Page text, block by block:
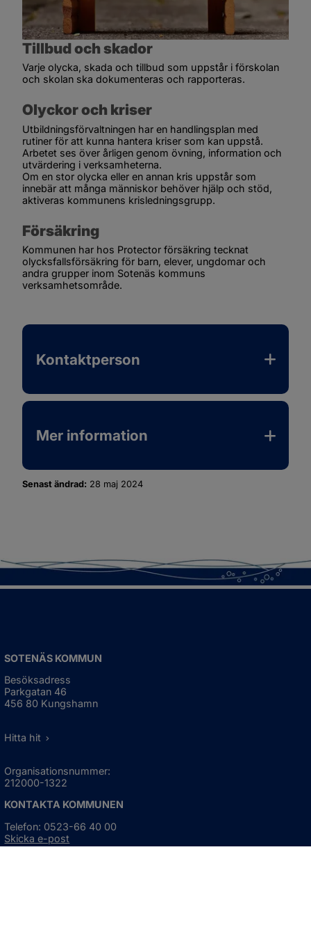
Tillbud och skador
Varje olycka, skada och tillbud som uppstår i förskolan
och skolan ska dokumenteras och rapporteras.
Olyckor och kriser
Utbildningsförvaltningen har en handlingsplan med
rutiner för att kunna hantera kriser som kan uppstå.
Arbetet ses över årligen genom övning, information och
utvärdering i verksamheterna.
Om en stor olycka eller en annan kris uppstår som
innebär att många människor behöver hjälp och stöd,
aktiveras kommunens krisledningsgrupp.
Försäkring
Kommunen har hos Protector försäkring tecknat
olycksfallsförsäkring för barn, elever, ungdomar och
andra grupper inom Sotenäs kommuns
verksamhetsområde.
Kontaktperson
Mer information
Senast ändrad: 28 maj 2024
SOTENÄS KOMMUN
Besöksadress
Parkgatan 46
456 80 Kungshamn
Hitta hit
Organisationsnummer:
212000-1322
KONTAKTA KOMMUNEN
Telefon: 0523-66 40 00
Skicka e-post